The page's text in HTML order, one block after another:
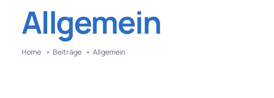
Allgemein
Home Beiträge Allgemein